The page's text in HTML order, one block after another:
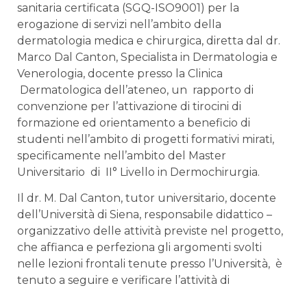
sanitaria certificata (SGQ-ISO9001) per la
erogazione di servizi nell’ambito della
dermatologia medica e chirurgica, diretta dal dr.
Marco Dal Canton, Specialista in Dermatologia e
Venerologia, docente presso la Clinica
Dermatologica dell’ateneo, un rapporto di
convenzione per l’attivazione di tirocini di
formazione ed orientamento a beneficio di
studenti nell’ambito di progetti formativi mirati,
specificamente nell’ambito del Master
Universitario di II° Livello in Dermochirurgia.
Il dr. M. Dal Canton, tutor universitario, docente
dell’Università di Siena, responsabile didattico –
organizzativo delle attività previste nel progetto,
che affianca e perfeziona gli argomenti svolti
nelle lezioni frontali tenute presso l’Università, è
tenuto a seguire e verificare l’attività di